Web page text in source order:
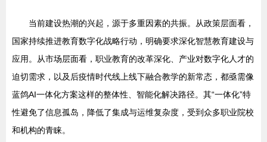
当前建设热潮的兴起，源于多重因素的共振。从政策层面看，
国家持续推进教育数字化战略行动，明确要求深化智慧教育建设与
应用。从市场层面看，职业教育的改革深化、产业对数字化人才的
迫切需求，以及后疫情时代线上线下融合教学的新常态，都亟需像
蓝鸽AI一体化方案这样的整体性、智能化解决路径。其“一体化”特
性避免了信息孤岛，降低了集成与运维复杂度，受到众多职业院校
和机构的青睐。